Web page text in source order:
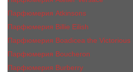
Парфюмерия Atkinsons
Парфюмерия Billie Eilish
Парфюмерия Boadicea the Victorious
Парфюмерия Boucheron
Парфюмерия Burberry